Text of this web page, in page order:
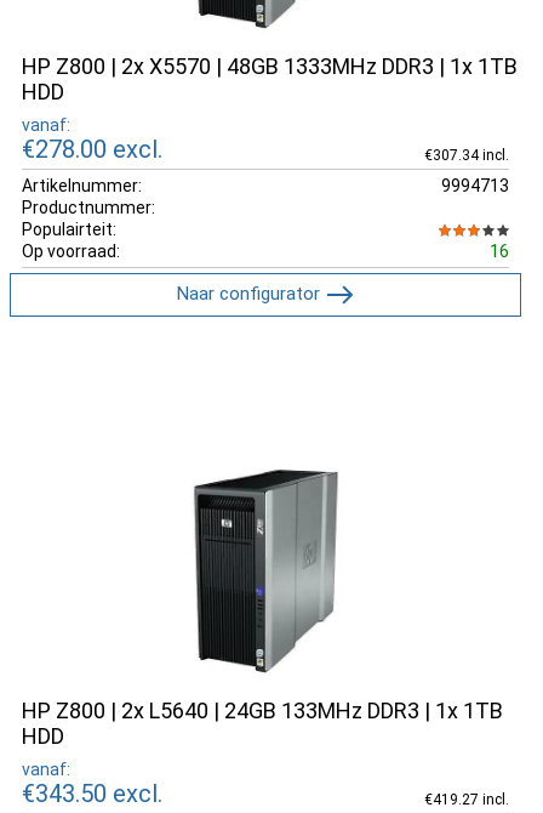
HP Z800 | 2x X5570 | 48GB 1333MHz DDR3 | 1x 1TB
HDD
vanaf:
€278.00 excl. €307.34 incl.
Artikelnummer:
9994713
Productnummer:
Populairteit:
Op voorraad:
16
Naar configurator
HP Z800 | 2x L5640 | 24GB 133MHz DDR3 | 1x 1TB
HDD
vanaf:
€343.50 excl. €419.27 incl.